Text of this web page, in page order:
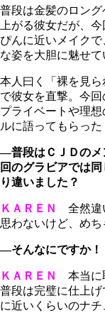
普段は金髪のロン
上がる彼女だが、
ぴんに近いメイク
な姿を大胆に魅せて
本人曰く「裸を見
で彼女を直撃。今回
プライベートや理
ルに語ってもらった
―普段はＣＪＤのメ
回のグラビアでは
り違いました？
ＫＡＲＥＮ
全然違
思わないけど、めち
―そんなにですか！
ＫＡＲＥＮ
本当に
普段は完璧に仕上
に近いくらいのナ